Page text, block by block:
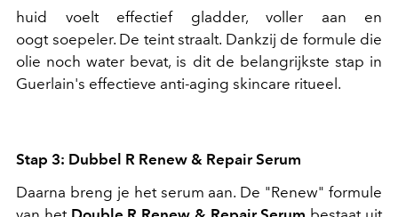
huid voelt effectief gladder, voller aan en
oogt soepeler. De teint straalt. Dankzij de formule die
olie noch water bevat, is dit de belangrijkste stap in
Guerlain's effectieve anti-aging skincare ritueel.
Stap 3: Dubbel R Renew & Repair Serum
Daarna breng je het serum aan. De "Renew" formule